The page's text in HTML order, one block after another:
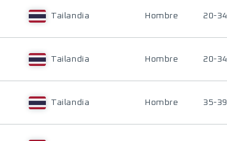
Tailandia Hombre 20-34
Tailandia Hombre 20-34
Tailandia Hombre 35-39